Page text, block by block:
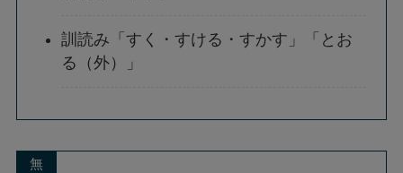
訓読み「すく・すける・すかす」「とお
る（外）」
無